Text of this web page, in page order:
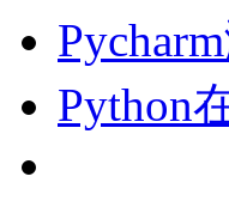
Python